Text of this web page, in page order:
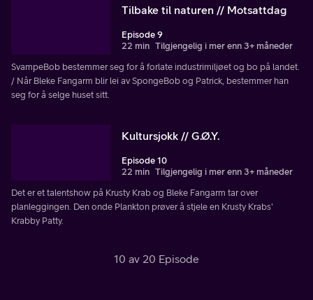
Tilbake til naturen // Motsattdag
Episode 9
22 min Tilgjengelig i mer enn 3+ måneder
SvampeBob bestemmer seg for å forlate industrimiljøet og bo på landet.
/ Når Bleke Fangarm blir lei av SpongeBob og Patrick, bestemmer han
seg for å selge huset sitt.
Kultursjokk // G.Ø.Y.
Episode 10
22 min Tilgjengelig i mer enn 3+ måneder
Det er et talentshow på Krusty Krab og Bleke Fangarm tar over
planleggingen. Den onde Plankton prøver å stjele en Krusty Krabs'
Krabby Patty.
10 av 20 Episode